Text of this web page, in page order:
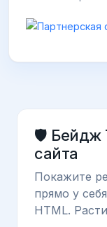
🛡️ Бейдж
сайта
Покажите
прямо у
HTML.